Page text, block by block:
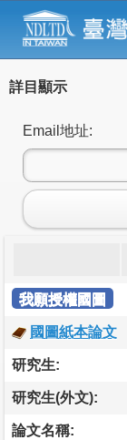
詳目顯示
Email地址:
我願授權國圖
國圖紙本論文
研究生:
研究生(外文):
論文名稱: